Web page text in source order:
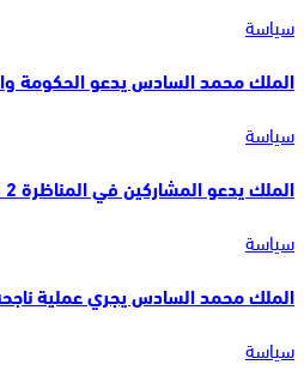
سياسة
الملك محمد السادس يدعو الحكومة
سياسة
الملك يدعو المشاركين في المناظرة 2 للجهوية المتقدمة للخروج بخارطة طريقة واضحة لتنزيل…
سياسة
الملك محمد السادس يجري عملية
سياسة